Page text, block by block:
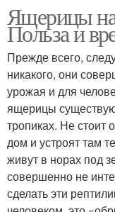
Ящерицы на
Польза и
Прежде всего,
никакого, они
урожая и для
ящерицы
тропиках. Не стоит
дом и устроят там
живут в норах под
совершенно не
сделать эти